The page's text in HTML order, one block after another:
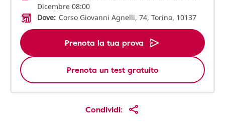
Dicembre 08:00
Dove: Corso Giovanni Agnelli, 74, Torino, 10137
Prenota la tua prova
Prenota un test gratuito
Condividi: